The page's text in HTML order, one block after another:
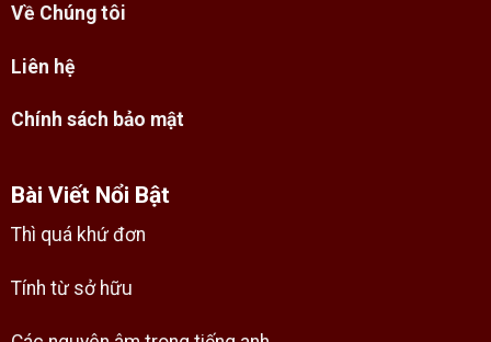
Về Chúng tôi
Liên hệ
Chính sách bảo mật
Bài Viết Nổi Bật
Thì quá khứ đơn
Tính từ sở hữu